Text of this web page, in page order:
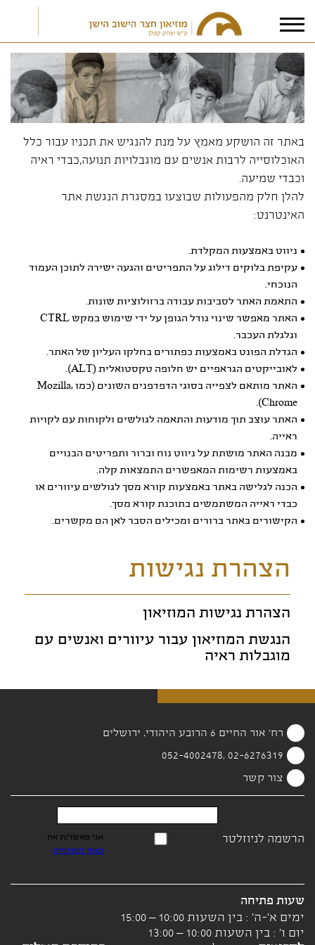
אני מאשר/ת את תנאי הפרטיות
באתר זה הושקע מאמץ על מנת להנגיש את תכניו עבור כלל
האוכלוסייה לרבות אנשים עם מוגבלויות תנועה,כבדי ראיה
וכבדי שמיעה.
להלן חלק מהפעולות שבוצעו במסגרת הנגשת אתר
האינטרנט:
ניווט באמצעות המקלדת.
עקיפת בלוקים דילוג על התפריטים והגעה ישירה לתוכן העמוד
הנוכחי.
התאמת האתר לסביבות עבודה ברזולוציות שונות.
האתר מאפשר שינוי גודל הגופן על ידי שימוש במקש CTRL
וגלגלת העכבר.
הגדלת הפונט באמצעות כפתורים בחלקו העליון של האתר.
לאובייקטים הגראפיים יש חלופה טקסטואלית (ALT).
האתר מותאם לצפייה בסוגי הדפדפנים השונים (כמו Mozilla,
Chrome).
האתר עוצב תוך מודעות והתאמה לגולשים ולקוחות עם לקויות
ראייה.
מבנה האתר מושתת על ניווט נוח וברור ותפריטים הבנויים
באמצעות רשימות המאפשרים התמצאות קלה.
הכנה לגלישה באתר באמצעות קורא מסך לגולשים עיוורים או
כבדי ראייה המשתמשים בתוכנת קורא מסך.
הקישורים באתר ברורים ומכילים הסבר לאן הם מקשרים.
הצהרת נגישות
הצהרת נגישות המוזיאון
הנגשת המוזיאון עבור עיוורים ואנשים עם
מוגבלות ראיה
רח' אור החיים 6 הרובע היהודי, ירושלים
02-6276319 ,052-4002478
צור קשר
הרשמה לניוזלטר
אני מאשר/ת את
תנאי הפרטיות
שעות פתיחה
ימים א'-ה' : בין השעות 10:00 – 15:00
יום ו' : בין השעות 10:00 – 13:00